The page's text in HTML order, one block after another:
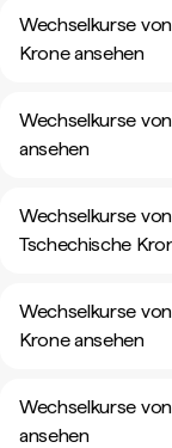
Wechselkurse
Krone ansehen
Wechselkurse
ansehen
Wechselkurse
Tschechische
Wechselkurse
Krone ansehen
Wechselkurse
ansehen